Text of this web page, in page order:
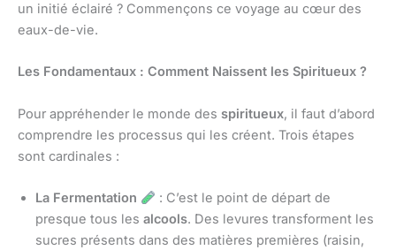
un initié éclairé ? Commençons ce voyage au cœur des
eaux-de-vie.
Les Fondamentaux : Comment Naissent les Spiritueux ?
Pour appréhender le monde des spiritueux, il faut d’abord
comprendre les processus qui les créent. Trois étapes
sont cardinales :
La Fermentation
: C’est le point de départ de
presque tous les alcools. Des levures transforment les
sucres présents dans des matières premières (raisin,